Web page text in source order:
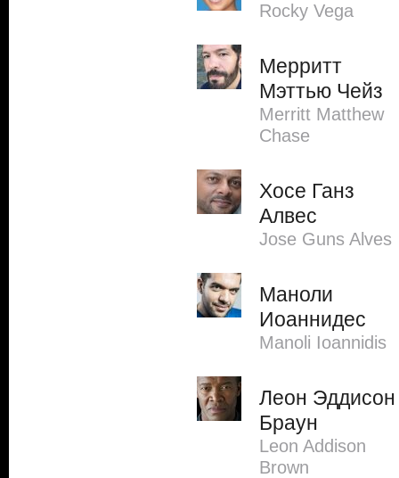
Rocky Vega
Мерритт
Мэттью Чейз
Merritt Matthew
Chase
Хосе Ганз
Алвес
Jose Guns Alves
Маноли
Иоаннидес
Manoli Ioannidis
Леон Эддисон
Браун
Leon Addison
Brown